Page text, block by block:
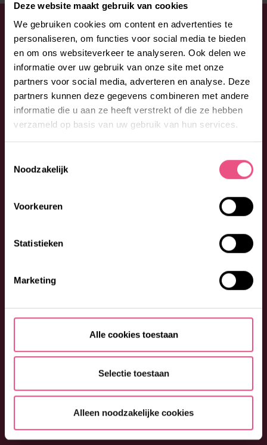
Deze website maakt gebruik van cookies
We gebruiken cookies om content en advertenties te
personaliseren, om functies voor social media te bieden
en om ons websiteverkeer te analyseren. Ook delen we
informatie over uw gebruik van onze site met onze
partners voor social media, adverteren en analyse. Deze
partners kunnen deze gegevens combineren met andere
informatie die u aan ze heeft verstrekt of die ze hebben
verzameld op basis van uw gebruik van hun services.
Noodzakelijk
Voorkeuren
Statistieken
Marketing
Alle cookies toestaan
Selectie toestaan
Alleen noodzakelijke cookies
WIL JE JE AANMELDEN OF HEB JE
EEN VRAAG?
Aarzel niet en neem contact op met ORO. Bel:
53 00 53of vul onderstaand formulier in. We
begeleiden je graag bij jouw vragen en wensen.